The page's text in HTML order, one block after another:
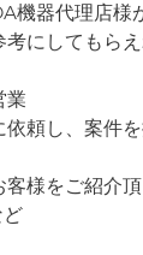
機器代理店様
にしてもらえ
業
頼し、案件を
様をご紹介頂